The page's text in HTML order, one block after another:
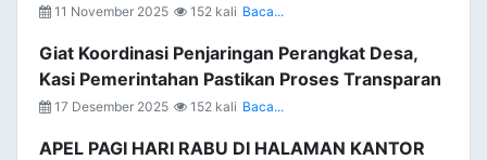
11 November 2025 152 kali Baca...
Giat Koordinasi Penjaringan Perangkat Desa,
Kasi Pemerintahan Pastikan Proses Transparan
17 Desember 2025 152 kali Baca...
APEL PAGI HARI RABU DI HALAMAN KANTOR